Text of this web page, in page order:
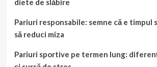
diete de slăbire
Pariuri responsabile: semne că e timpul
să reduci miza
Pariuri sportive pe termen lung: